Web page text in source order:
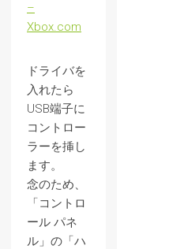
–
Xbox.com
ドライバを
入れたら
USB端子に
コントロー
ラーを挿し
ます。
念のため、
「コントロ
ール パネ
ル」の「ハ